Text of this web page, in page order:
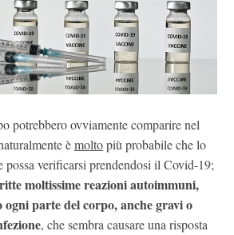
potrebbero ovviamente comparire nel
èmoltopiù probabile che lo
possa verificarsi prendendosi il Covid-19;
moltissime reazioni autoimmuni,
parte del corpo, anche gravi o
, che sembra causare una risposta